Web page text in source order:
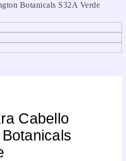
Botanicals S32A Verde
Cabello